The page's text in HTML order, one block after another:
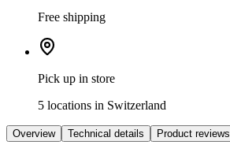
Free shipping
Pick up in store
5 locations in Switzerland
Overview Technical details Product reviews